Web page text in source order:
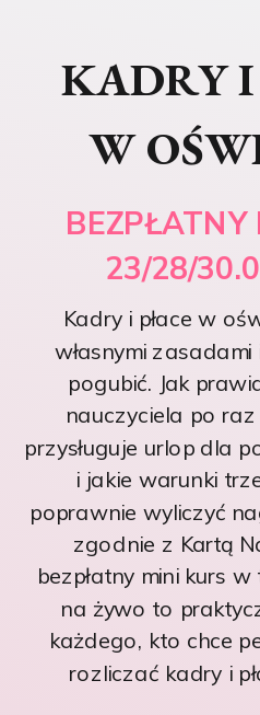
BEZPŁATNY
Kadry i płace w
własnymi
pogubić. Jak
nauczyciela po
przysługuje urlop dla
i jakie warunki
poprawnie wyliczyć
zgodnie z Kartą
bezpłatny mini kurs
na żywo to
każdego, kto chce
rozliczać kadry i
KADRY
W
23/28/